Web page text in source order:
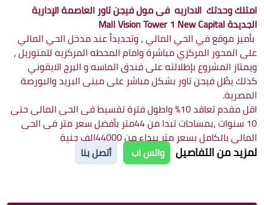
امتلك وحدتك الاداريه فى مول فيجن تاور العاصمة الإدارية
الجديدة Mall Vision Tower 1 New Capital
بأميز موقع في الحي المالي ، وتحديداً عند مدخل الحي المالي
على المحور المركزي مباشرة وامام المحطه المركزيه للمنوريل ،
ويمتاز المشروع بإطلالته على فندق الماسه و البرج الايقوني
كذلك يطُل فيجن تاور بشكل مباشر على مبنى البريد والبورصة
المصرية.
اقل مقدم تعاقد 10% واطول فترة تقسيط فى الحى المالى حتى
10 سنوات ،بمساحات تبدا من 44متر بأفضل سعر متر فى الحى
المالى بالكامل بسعر متر يبداء من 44000الف جنية
لمزيد من التفاصيل واتس اب أتصل بنا